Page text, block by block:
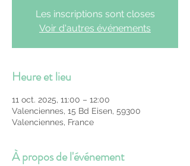
Les inscriptions sont closes
Voir d'autres événements
Heure et lieu
11 oct. 2025, 11:00 – 12:00
Valenciennes, 15 Bd Eisen, 59300
Valenciennes, France
À propos de l'événement